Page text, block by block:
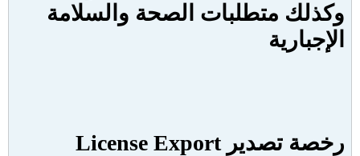
وكذلك متطلبات الصحة والسلامة
الإجبارية
رخصة تصديرLicense Export